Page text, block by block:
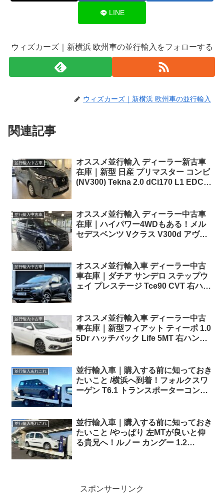
LINE
ウィズカーズ｜新横浜 欧州車の並行輸入をフォローする
ウィズカーズ｜新横浜 欧州車の並行輸入
関連記事
並行輸入中古車
オススメ並行輸入 ディーラー新古車
在庫｜新型 日産 プリマスター コンビ
(NV300) Tekna 2.0 dCi170 L1 EDC (8
並行輸入中古車
オススメ並行輸入 ディーラー中古車
在庫｜ハイパワー4WDもある！メル
セデスベンツ Vクラス V300d アヴァ
並行輸入中古車
オススメ並行輸入車 ディーラー中古
車在庫｜ダチア サンデロ ステップウ
ェイ プレステージ Tce90 CVT 右ハン
並行輸入中古車
オススメ並行輸入車 ディーラー中古
車在庫｜新型フィアット ティーポ 1.0
5Dr ハッチバック Life 5MT 右ハンド
並行輸入あれこれ
並行輸入車｜購入する前に知っておき
たいこと /横浜へ到着！フォルクスワ
ーゲン T6.1 トランスポーターコン
並行輸入あれこれ
並行輸入車｜購入する前に知っておき
たいこと /やっぱり 左MTが良いと仰
る貴兄へ！ルノー カングー 1.2
スポンサーリンク